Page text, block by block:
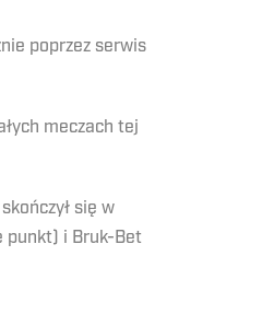
poprzez serwis
meczach tej
się w
punkt) i Bruk-Bet